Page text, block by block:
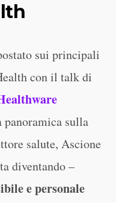
sui principali
con il talk di
panoramica sulla
salute, Ascione
diventando –
e personale